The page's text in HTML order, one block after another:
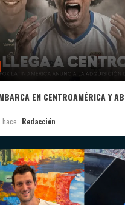
EN CENTROAMÉRICA Y
hace Redacción